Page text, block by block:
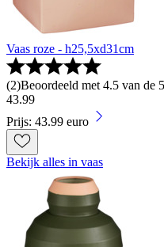
Vaas roze - h25,5xd31cm
(2)Beoordeeld met 4.5 van de
43.99
Prijs: 43.99 euro
Bekijk alles in vaas